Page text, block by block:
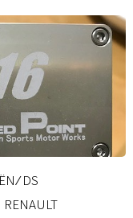
⁄ DS
RENAULT